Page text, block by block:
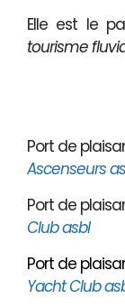
Elle est le
tourisme
Port de
Ascenseurs
Port de
Club asbl
Port de
Yacht Club